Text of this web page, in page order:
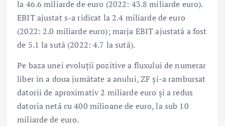
la 46.6 miliarde de euro (2022: 43.8 miliarde euro).
EBIT ajustat s-a ridicat la 2.4 miliarde de euro
(2022: 2.0 miliarde euro); marja EBIT ajustată a fost
de 5.1 la sută (2022: 4.7 la sută).
Pe baza unei evoluții pozitive a fluxului de numerar
liber în a doua jumătate a anului, ZF și-a rambursat
datorii de aproximativ 2 miliarde euro și a redus
datoria netă cu 400 milioane de euro, la sub 10
miliarde de euro.